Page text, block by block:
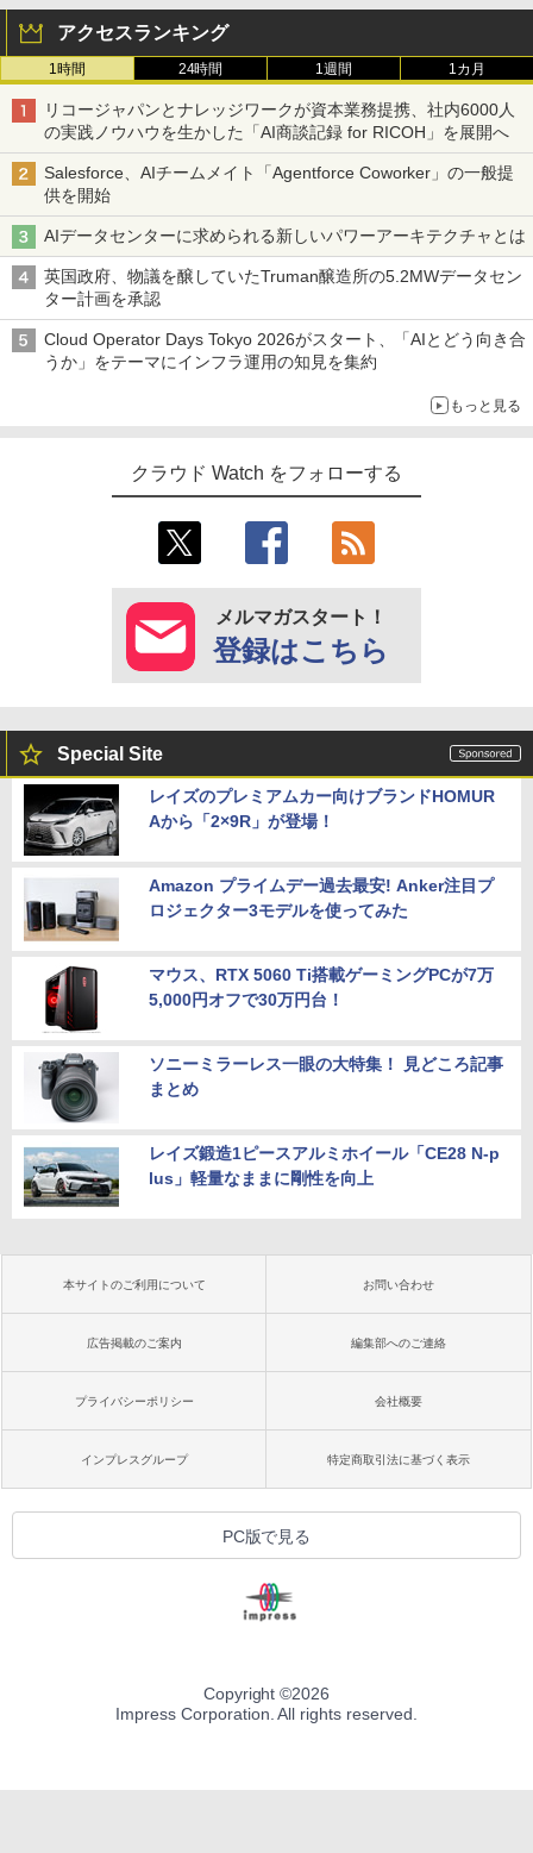
アクセスランキング
1時間 24時間 1週間 1カ月
リコージャパンとナレッジワークが資本業務提携、社内6000人
の実践ノウハウを生かした「AI商談記録 for RICOH」を展開へ
Salesforce、AIチームメイト「Agentforce Coworker」の一般提
供を開始
AIデータセンターに求められる新しいパワーアーキテクチャとは
英国政府、物議を醸していたTruman醸造所の5.2MWデータセン
ター計画を承認
Cloud Operator Days Tokyo 2026がスタート、「AIとどう向き合
うか」をテーマにインフラ運用の知見を集約
もっと見る
クラウド Watch をフォローする
メルマガスタート！
登録はこちら
Special Site
レイズのプレミアムカー向けブランドHOMUR
Aから「2×9R」が登場！
Amazon プライムデー過去最安! Anker注目プ
ロジェクター3モデルを使ってみた
マウス、RTX 5060 Ti搭載ゲーミングPCが7万
5,000円オフで30万円台！
ソニーミラーレス一眼の大特集！ 見どころ記事
まとめ
レイズ鍛造1ピースアルミホイール「CE28 N-p
lus」軽量なままに剛性を向上
本サイトのご利用について お問い合わせ
広告掲載のご案内 編集部へのご連絡
プライバシーポリシー 会社概要
インプレスグループ 特定商取引法に基づく表示
PC版で見る
Copyright ©2026
Impress Corporation. All rights reserved.